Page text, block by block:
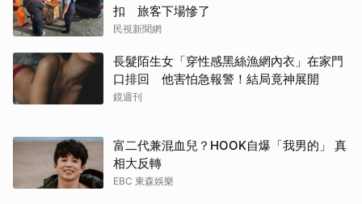
扣 旅客下場慘了
民視新聞網
長髮陌生女「穿性感黑絲漁網內衣」在家門
口排回 他害怕急報警！結局竟神展開
鏡週刊
富二代兼混血兒？HOOK自爆「我男的」 真
相大反轉
EBC 東森娛樂